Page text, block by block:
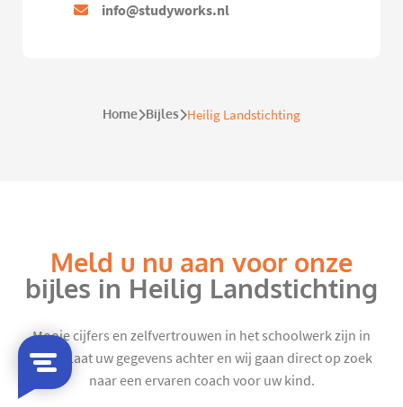
info@studyworks.nl
Home Bijles Heilig Landstichting
Meld u nu aan voor onze
bijles in Heilig Landstichting
Mooie cijfers en zelfvertrouwen in het schoolwerk zijn in
zicht. Laat uw gegevens achter en wij gaan direct op zoek
naar een ervaren coach voor uw kind.